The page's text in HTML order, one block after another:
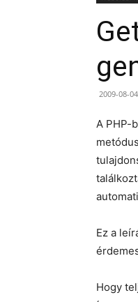
2009-08-04
A PHP-
Ez a
Hogy